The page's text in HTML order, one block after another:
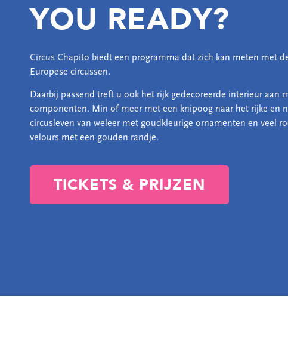
YOU READY?
Circus Chapito biedt een programma dat zich kan meten met
Europese circussen.
Daarbij passend treft u ook het rijk gedecoreerde interieur aan
componenten. Min of meer met een knipoog naar het rijke en
circusleven van weleer met goudkleurige ornamenten en veel
velours met een gouden randje.
TICKETS & PRIJZEN